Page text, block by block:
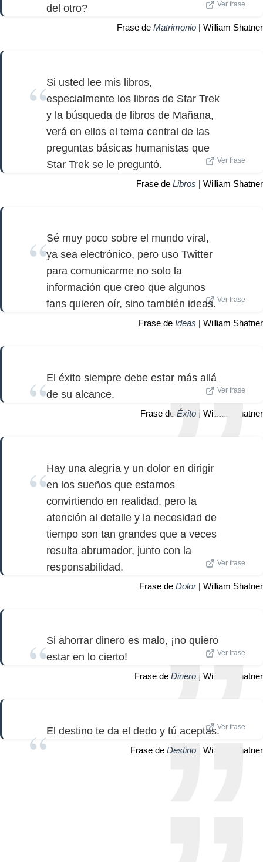
del otro? Ver frase
Frase de Matrimonio | William Shatner
Si usted lee mis libros,
especialmente los libros de Star Trek
y la búsqueda de libros de Mañana,
verá en ellos el tema central de las
preguntas básicas humanistas que
Star Trek se le preguntó.
Ver frase
Frase de Libros | William Shatner
Sé muy poco sobre el mundo viral,
ya sea electrónico, pero uso Twitter
para comunicarme no solo la
información que creo que algunos
fans quieren oír, sino también ideas. Ver frase
Frase de Ideas | William Shatner
El éxito siempre debe estar más allá
de su alcance.
Ver frase
Frase de Éxito | William Shatner
Hay una alegría y un dolor en dirigir
en los sueños que estamos
convirtiendo en realidad, pero la
atención al detalle y la necesidad de
tiempo son tan grandes que a veces
resulta abrumador, junto con la
responsabilidad.
Ver frase
Frase de Dolor| William Shatner
Si ahorrar dinero es malo, ¡no quiero
estar en lo cierto!
Ver frase
Frase de Dinero | William Shatner
El destino te da el dedo y tú aceptas.Ver frase
Frase de Destino | William Shatner